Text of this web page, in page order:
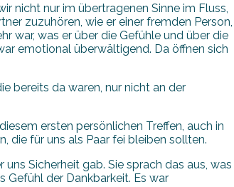
nicht nur im übertragenen Sinne im Fluss,
zuzuhören, wie er einer fremden Person,
war, was er über die Gefühle und über die
emotional überwältigend. Da öffnen sich
bereits da waren, nur nicht an der
ersten persönlichen Treffen, auch in
die für uns als Paar fei bleiben sollten.
Sicherheit gab. Sie sprach das aus, was
Gefühl der Dankbarkeit. Es war